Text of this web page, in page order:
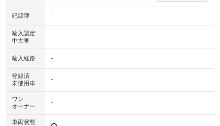
記録簿 -
輸入認定
中古車
-
輸入経路 -
登録済
未使用車
-
ワン
オーナー
-
車両状態